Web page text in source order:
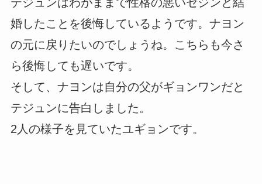
婚したことを後悔しているようです。ナヨン
の元に戻りたいのでしょうね。こちらも今さ
ら後悔しても遅いです。
そして、ナヨンは自分の父がギョンワンだと
テジュンに告白しました。
2人の様子を見ていたユギョンです。